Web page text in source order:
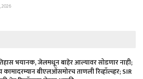
2026
भयानक, जेलमधून बाहेर आल्यावर सोडणार नाही;
बीएलओंसमोरच ताणली रिव्हॉल्व्हर; SIR